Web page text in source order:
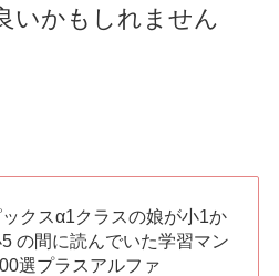
いかもしれません
クスα1クラスの娘が小1か
5 の間に読んでいた学習マン
選プラスアルファ